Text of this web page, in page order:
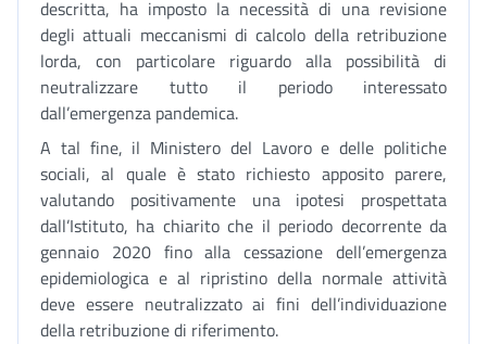
descritta, ha imposto la necessità di una revisione
degli attuali meccanismi di calcolo della retribuzione
lorda, con particolare riguardo alla possibilità di
neutralizzare tutto il periodo interessato
dall’emergenza pandemica.
A tal fine, il Ministero del Lavoro e delle politiche
sociali, al quale è stato richiesto apposito parere,
valutando positivamente una ipotesi prospettata
dall’Istituto, ha chiarito che il periodo decorrente da
gennaio 2020 fino alla cessazione dell’emergenza
epidemiologica e al ripristino della normale attività
deve essere neutralizzato ai fini dell’individuazione
della retribuzione di riferimento.